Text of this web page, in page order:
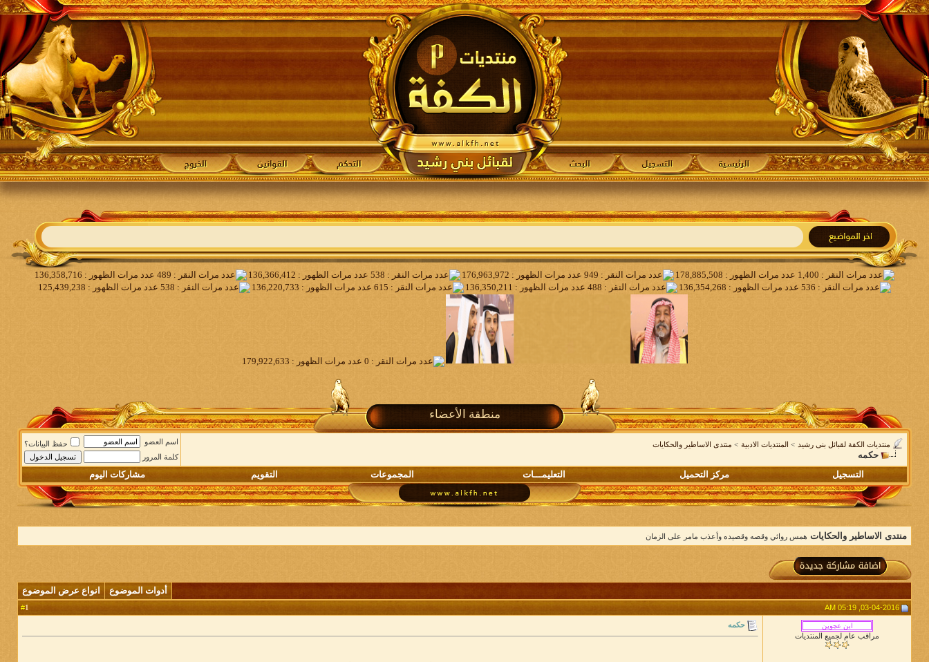
منطقة الأعضاء
منتديات الكفة لقبائل بنى رشيد > المنتديات الادبية > منتدى الاساطير والحكايات
حكمه
اسم العضو
حفظ البيانات؟
كلمة المرور
التسجيل مركز التحميل التعليمـــات المجموعات التقويم مشاركات اليوم
منتدى الاساطير والحكايات همس روائي وقصه وقصيده وأعذب مامر على الزمان
أدوات الموضوع انواع عرض الموضوع
1
مراقب عام لجميع المنتديات
حكمه